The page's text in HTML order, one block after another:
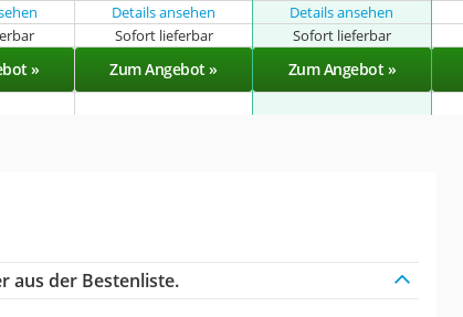
Details ansehen Details ansehen
Sofort lieferbar Sofort lieferbar
» Zum Angebot » Zum Angebot »
aus der Bestenliste.